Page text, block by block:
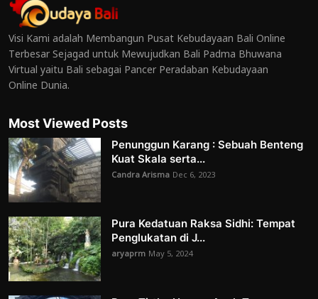
Visi Kami adalah Membangun Pusat Kebudayaan Bali Online
Terbesar Sejagad untuk Mewujudkan Bali Padma Bhuwana
Virtual yaitu Bali sebagai Pancer Peradaban Kebudayaan
Online Dunia.
Most Viewed Posts
Penunggun Karang : Sebuah Benteng
Kuat Skala serta...
Candra Arisma Dec 6, 2023
Pura Kedatuan Raksa Sidhi: Tempat
Penglukatan di J...
aryaprm May 5, 2024